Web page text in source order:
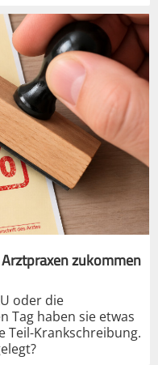
zukommen
oder die
Tag haben sie etwas
Teil-Krankschreibung.